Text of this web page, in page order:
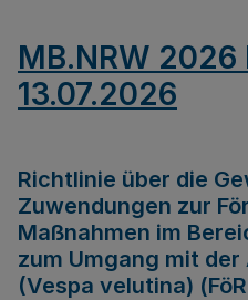
MB.NRW 2026
13.07.2026
Richtlinie über die
Zuwendungen zur
Maßnahmen im
zum Umgang mit
(Vespa velutina)